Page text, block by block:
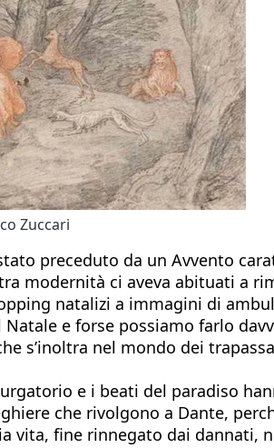
Zuccari
preceduto da un Avvento
modernità ci aveva abituati a
natalizi a immagini di
e forse possiamo farlo
s’inoltra nel mondo dei
e i beati del paradiso
che rivolgono a Dante,
fine rinnegato dai dannati,